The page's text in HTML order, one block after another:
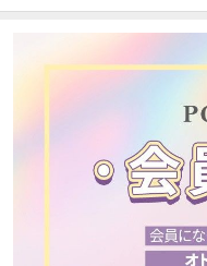
アプリダウンロード
TWITTER